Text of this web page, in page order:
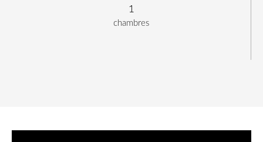
chambres
1